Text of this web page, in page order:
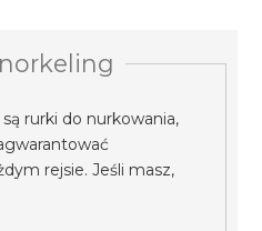
rurki do nurkowania,
rejsie. Jeśli masz,